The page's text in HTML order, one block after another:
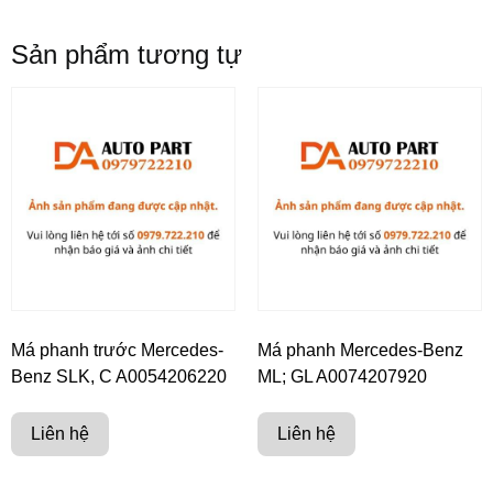
Sản phẩm tương tự
Má phanh trước Mercedes-
Benz SLK, C A0054206220
Liên hệ
Má phanh Mercedes-Benz
ML; GL A0074207920
Liên hệ